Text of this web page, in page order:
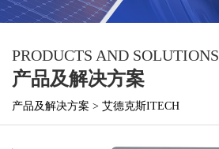
PRODUCTS AND SOLUTIONS
产品及解决方案
产品及解决方案 > 艾德克斯ITECH